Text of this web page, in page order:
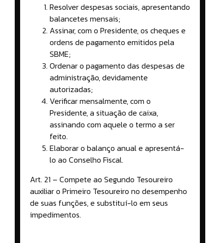
Resolver despesas sociais, apresentando
balancetes mensais;
Assinar, com o Presidente, os cheques e
ordens de pagamento emitidos pela
SBME;
Ordenar o pagamento das despesas de
administração, devidamente
autorizadas;
Verificar mensalmente, com o
Presidente, a situação de caixa,
assinando com aquele o termo a ser
feito.
Elaborar o balanço anual e apresentá-
lo ao Conselho Fiscal.
Art. 21 – Compete ao Segundo Tesoureiro
auxiliar o Primeiro Tesoureiro no desempenho
de suas funções, e substituí-lo em seus
impedimentos.